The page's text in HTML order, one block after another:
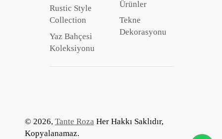
Rustic Style
Collection
Yaz Bahçesi
Koleksiyonu
Ürünler
Tekne
Dekorasyonu
© 2026, Tante Roza Her Hakkı Saklıdır,
Kopyalanamaz.